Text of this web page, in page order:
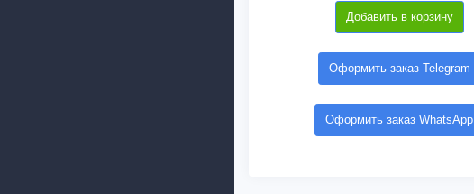
Добавить в корзину
Оформить заказ Telegram
Оформить заказ WhatsApp